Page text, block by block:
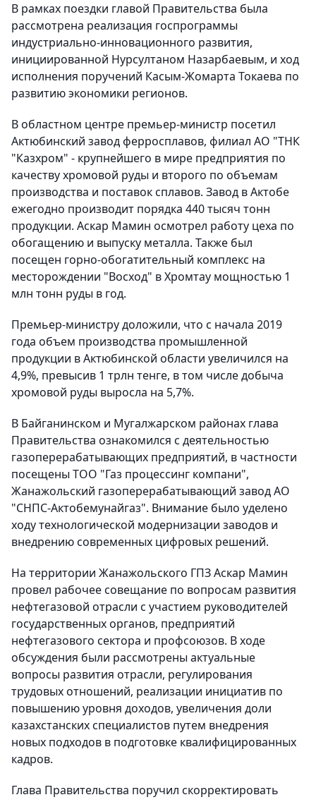
В рамках поездки главой Правительства была
рассмотрена реализация госпрограммы
индустриально-инновационного развития,
инициированной Нурсултаном Назарбаевым, и ход
исполнения поручений Касым-Жомарта Токаева по
развитию экономики регионов.
В областном центре премьер-министр посетил
Актюбинский завод ферросплавов, филиал АО "ТНК
"Казхром" - крупнейшего в мире предприятия по
качеству хромовой руды и второго по объемам
производства и поставок сплавов. Завод в Актобе
ежегодно производит порядка 440 тысяч тонн
продукции. Аскар Мамин осмотрел работу цеха по
обогащению и выпуску металла. Также был
посещен горно-обогатительный комплекс на
месторождении "Восход" в Хромтау мощностью 1
млн тонн руды в год.
Премьер-министру доложили, что с начала 2019
года объем производства промышленной
продукции в Актюбинской области увеличился на
4,9%, превысив 1 трлн тенге, в том числе добыча
хромовой руды выросла на 5,7%.
В Байганинском и Мугалжарском районах глава
Правительства ознакомился с деятельностью
газоперерабатывающих предприятий, в частности
посещены ТОО "Газ процессинг компани",
Жанажольский газоперерабатывающий завод АО
"СНПС-Актобемунайгаз". Внимание было уделено
ходу технологической модернизации заводов и
внедрению современных цифровых решений.
На территории Жанажольского ГПЗ Аскар Мамин
провел рабочее совещание по вопросам развития
нефтегазовой отрасли с участием руководителей
государственных органов, предприятий
нефтегазового сектора и профсоюзов. В ходе
обсуждения были рассмотрены актуальные
вопросы развития отрасли, регулирования
трудовых отношений, реализации инициатив по
повышению уровня доходов, увеличения доли
казахстанских специалистов путем внедрения
новых подходов в подготовке квалифицированных
кадров.
Глава Правительства поручил скорректировать